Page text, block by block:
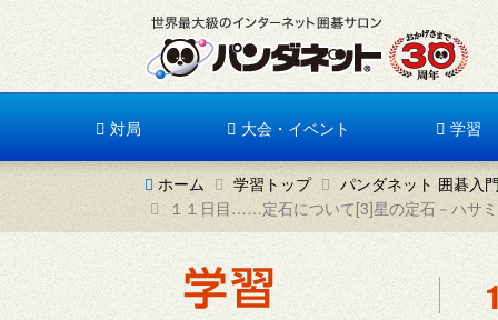
対局 大会・イベント 学習
ホーム 学習トップ
パンダネット 囲碁入
１１日目……定石について[3]星の定石－ハサ